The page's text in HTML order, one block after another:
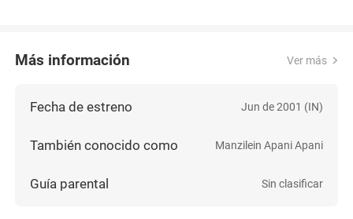
Más información Ver más
Fecha de estreno Jun de 2001 (IN)
También conocido como Manzilein Apani Apani
Guía parental Sin clasificar